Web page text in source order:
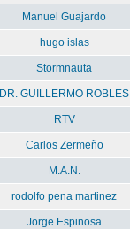
Manuel Guajardo
hugo islas
Stormnauta
DR. GUILLERMO ROBLES
RTV
Carlos Zermeño
M.A.N.
rodolfo pena martinez
Jorge Espinosa